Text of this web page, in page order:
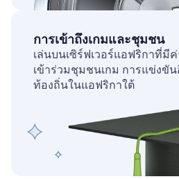
การเข้าถึงเกมและชุมชน
เล่นบนเซิร์ฟเวอร์แอฟริกาที่มี
เข้าร่วมชุมชนเกม การแข่งขั
ท้องถิ่นในแอฟริกาใต้